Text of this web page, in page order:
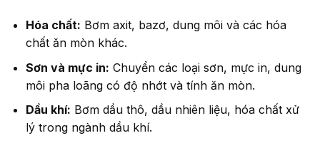
Hóa chất: Bơm axit, bazơ, dung môi và các hóa
chất ăn mòn khác.
Sơn và mực in: Chuyển các loại sơn, mực in, dung
môi pha loãng có độ nhớt và tính ăn mòn.
Dầu khí: Bơm dầu thô, dầu nhiên liệu, hóa chất xử
lý trong ngành dầu khí.